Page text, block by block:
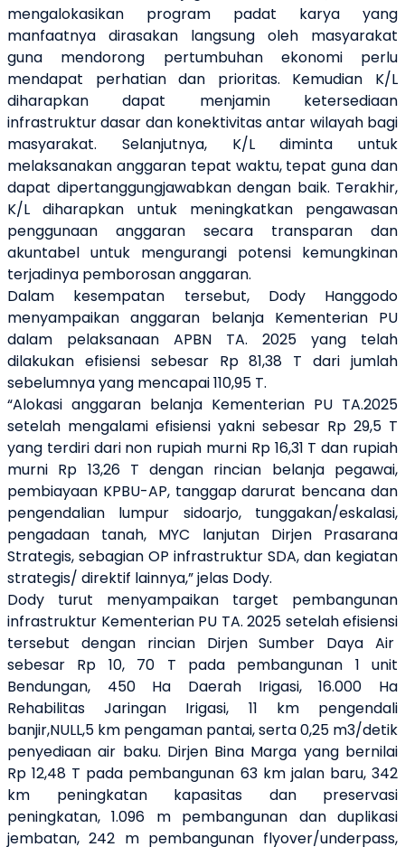
mengalokasikan program padat karya yang
manfaatnya dirasakan langsung oleh masyarakat
guna mendorong pertumbuhan ekonomi perlu
mendapat perhatian dan prioritas. Kemudian K/L
diharapkan dapat menjamin ketersediaan
infrastruktur dasar dan konektivitas antar wilayah bagi
masyarakat. Selanjutnya, K/L diminta untuk
melaksanakan anggaran tepat waktu, tepat guna dan
dapat dipertanggungjawabkan dengan baik. Terakhir,
K/L diharapkan untuk meningkatkan pengawasan
penggunaan anggaran secara transparan dan
akuntabel untuk mengurangi potensi kemungkinan
terjadinya pemborosan anggaran.
Dalam kesempatan tersebut, Dody Hanggodo
menyampaikan anggaran belanja Kementerian PU
dalam pelaksanaan APBN TA. 2025 yang telah
dilakukan efisiensi sebesar Rp 81,38 T dari jumlah
sebelumnya yang mencapai 110,95 T.
“Alokasi anggaran belanja Kementerian PU TA.2025
setelah mengalami efisiensi yakni sebesar Rp 29,5 T
yang terdiri dari non rupiah murni Rp 16,31 T dan rupiah
murni Rp 13,26 T dengan rincian belanja pegawai,
pembiayaan KPBU-AP, tanggap darurat bencana dan
pengendalian lumpur sidoarjo, tunggakan/eskalasi,
pengadaan tanah, MYC lanjutan Dirjen Prasarana
Strategis, sebagian OP infrastruktur SDA, dan kegiatan
strategis/ direktif lainnya,” jelas Dody.
Dody turut menyampaikan target pembangunan
infrastruktur Kementerian PU TA. 2025 setelah efisiensi
tersebut dengan rincian Dirjen Sumber Daya Air
sebesar Rp 10, 70 T pada pembangunan 1 unit
Bendungan, 450 Ha Daerah Irigasi, 16.000 Ha
Rehabilitas Jaringan Irigasi, 11 km pengendali
banjir,NULL,5 km pengaman pantai, serta 0,25 m3/detik
penyediaan air baku. Dirjen Bina Marga yang bernilai
Rp 12,48 T pada pembangunan 63 km jalan baru, 342
km peningkatan kapasitas dan preservasi
peningkatan, 1.096 m pembangunan dan duplikasi
jembatan, 242 m pembangunan flyover/underpass,